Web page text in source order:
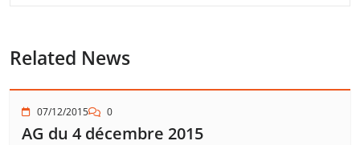
Related News
07/12/2015 0
AG du 4 décembre 2015